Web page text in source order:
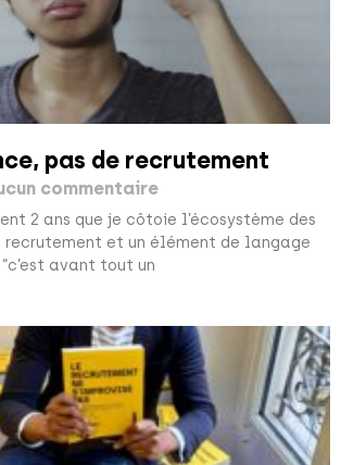
pas de recrutement
commentaire
2 ans que je côtoie l’écosystème des
recrutement et un élément de langage
avant tout un